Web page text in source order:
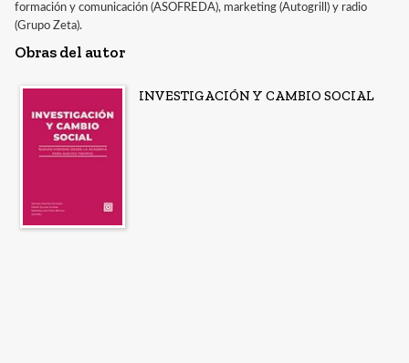
formación y comunicación (ASOFREDA), marketing (Autogrill) y radio
(Grupo Zeta).
Obras del autor
INVESTIGACIÓN Y CAMBIO SOCIAL